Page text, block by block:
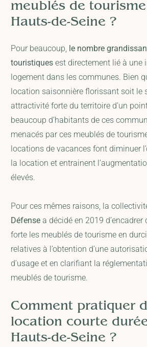
meublés de
Hauts-de-Seine ?
Pour beaucoup, le nombre
touristiques est directement lié à une
logement dans les communes. Bien
location saisonnière florissant soit le
attractivité forte du territoire d’un
beaucoup d’habitants de ces
menacés par ces meublés de
locations de vacances font diminuer
la location et entrainent
élevés.
Pour ces mêmes raisons, la
Défense a décidé en 2019
forte les meublés de tourisme en
relatives à l’obtention d’une
d’usage et en clarifiant la
meublés de tourisme.
Comment pratiquer
location courte
Hauts-de-Seine ?